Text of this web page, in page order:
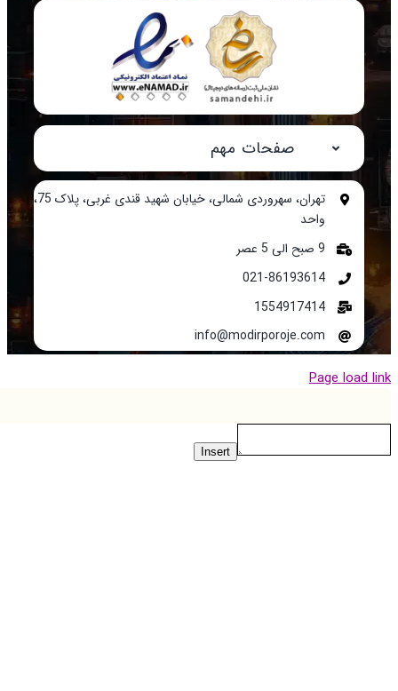
صفحات مهم
تهران، سهروردی شمالی، خیابان شهید قندی غربی، پلاک 75،
9 صبح الی 5 عصر
021-86193614
1554917414
info@modirporoje.com
Page
Insert